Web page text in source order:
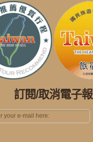
包團》
訂閱/取消電子報